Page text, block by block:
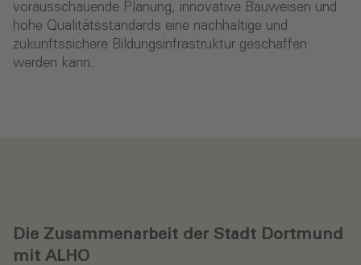
vorausschauende Planung, innovative Bauweisen und
hohe Qualitätsstandards eine nachhaltige und
zukunftssichere Bildungsinfrastruktur geschaffen
werden kann.
Die Zusammenarbeit der Stadt Dortmund
mit ALHO